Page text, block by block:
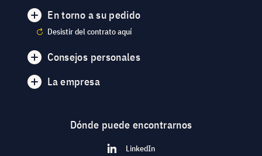
En torno a su pedido
Desistir del contrato aquí
Consejos personales
La empresa
Dónde puede encontrarnos
LinkedIn